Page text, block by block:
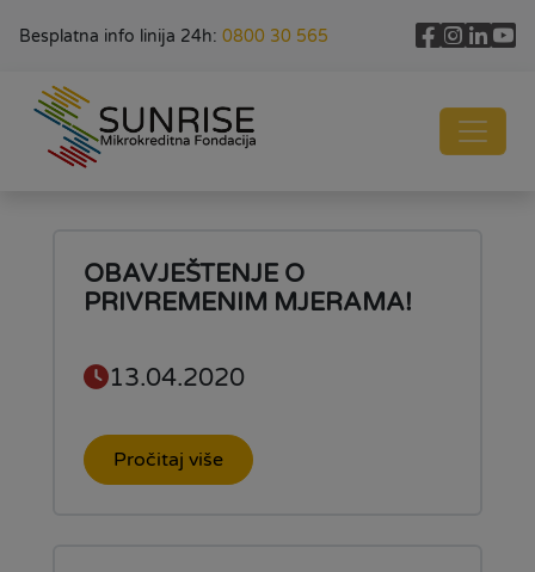
Besplatna info linija 24h: 0800 30 565
OBAVJEŠTENJE O
PRIVREMENIM MJERAMA!
13.04.2020
Pročitaj više